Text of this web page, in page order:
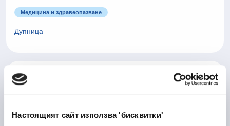
Настоящият сайт използва 'бисквитки'
Медицина и здравеопазване
Дупница
Laboratory Logistics
Associate
30/06/2026
Медицина и здравеопазване